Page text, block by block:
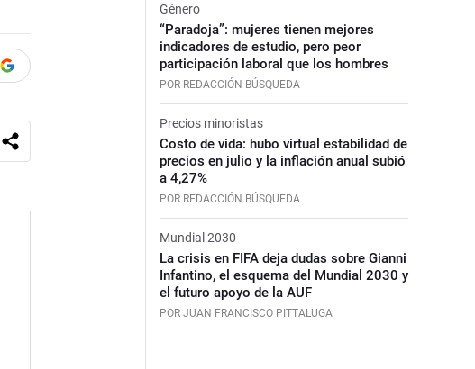
Género
“Paradoja”: mujeres tienen mejores
indicadores de estudio, pero peor
participación laboral que los hombres
POR REDACCIÓN BÚSQUEDA
Precios minoristas
Costo de vida: hubo virtual estabilidad de
precios en julio y la inflación anual subió
a 4,27%
POR REDACCIÓN BÚSQUEDA
Mundial 2030
La crisis en FIFA deja dudas sobre Gianni
Infantino, el esquema del Mundial 2030 y
el futuro apoyo de la AUF
POR JUAN FRANCISCO PITTALUGA